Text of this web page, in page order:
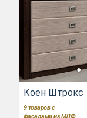
Коен Штрокс
9 товаров с
фасадами из МДФ